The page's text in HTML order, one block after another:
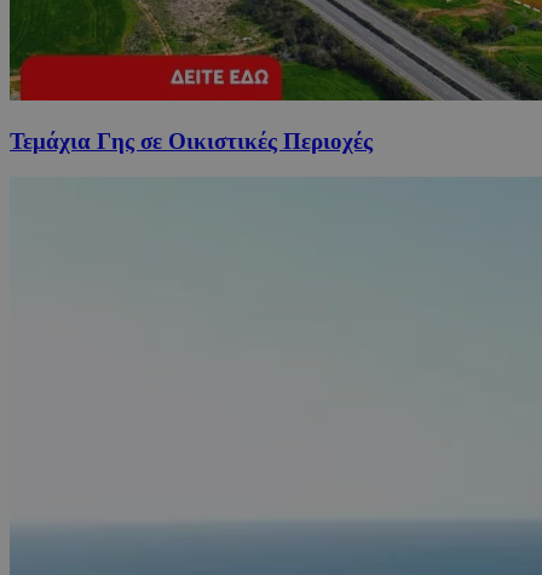
Τεμάχια Γης σε Οικιστικές Περιοχές